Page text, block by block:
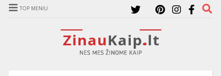
TOP MENIU